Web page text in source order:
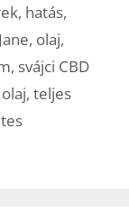
, hatás,
, olaj,
, svájci CBD
, teljes